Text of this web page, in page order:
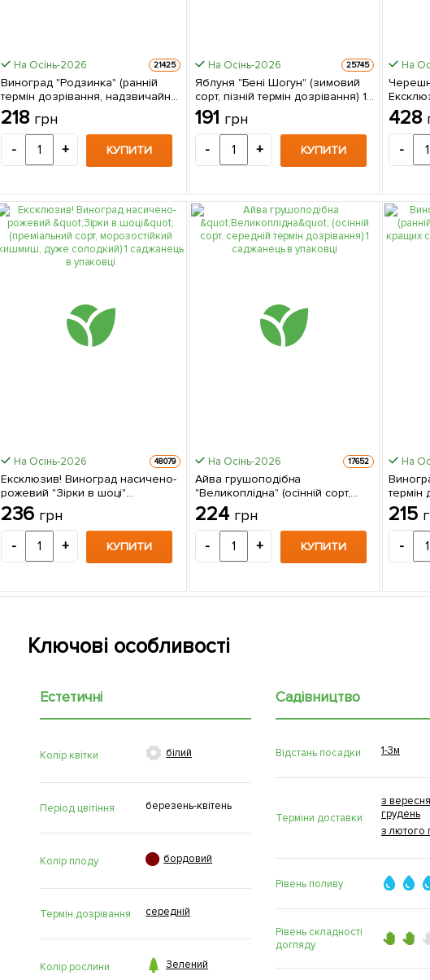
На Осінь-2026 21425
Виноград "Родзинка" (ранній
термін дозрівання, надзвичайно
смачні плоди) 1 саджанець в
упаковці
218 грн
- + КУПИТИ
На Осінь-2026 25745
Яблуня "Бені Шогун" (зимовий
сорт, пізній термін дозрівання) 1
саджанець в упаковці
191 грн
- + КУПИТИ
На
упаковці
428
-
На Осінь-2026 48079
Ексклюзив! Виноград насичено-
рожевий "Зірки в шоці"
(преміальний сорт,
морозостійкий кишмиш, дуже
солодкий) 1 саджанець в
упаковці
236 грн
- + КУПИТИ
На Осінь-2026 17652
Айва грушоподібна
"Великоплідна" (осінній сорт,
середній термін дозрівання) 1
саджанець в упаковці
224 грн
- + КУПИТИ
На
термін
кращих
215
-
Ключові особливості
Естетичні
Колір квітки  білий
Період цвітіння березень-квітень
Колір плоду  бордовий
Термін дозрівання середній
Колір рослини  Зелений
Садівництво
Відстань посадки 1-3м
Терміни доставки
з
грудень
з лютого
Рівень поливу
Рівень складності
догляду